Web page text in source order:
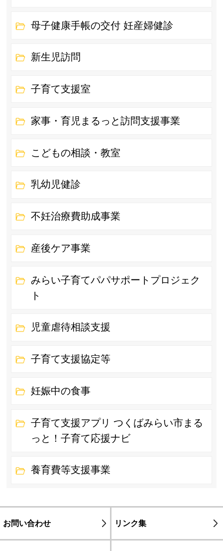
母子健康手帳の交付 妊産婦健診
新生児訪問
子育て支援室
家事・育児まるっと訪問支援事業
こどもの相談・教室
乳幼児健診
不妊治療費助成事業
産後ケア事業
みらい子育てパパサポートプロジェク
ト
児童虐待相談支援
子育て支援協定等
妊娠中の食事
子育て支援アプリ つくばみらい市まる
っと！子育て応援ナビ
養育費等支援事業
お問い合わせ リンク集